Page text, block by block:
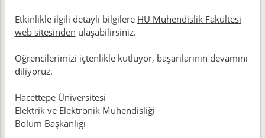
Etkinlikle ilgili detaylı bilgilere HÜ Mühendislik Fakültesi
web sitesinden ulaşabilirsiniz.
Öğrencilerimizi içtenlikle kutluyor, başarılarının devamını
diliyoruz.
Hacettepe Üniversitesi
Elektrik ve Elektronik Mühendisliği
Bölüm Başkanlığı